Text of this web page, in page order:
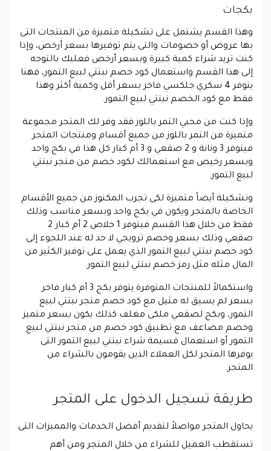
بكجات
وهذا القسم يشتمل على تشكيلة متميزة من المنتجات التى
بها عروض أو خصومات والتى يتم توفيرها بسعر أرخص، وإذا
كنت تريد شراء كمية كبيرة وبسعر أرخص فعليك بالتوجه
إلى هذا القسم واستعمال كود خصم نبتتي لبيع التمور، فهنا
يتوفر 4 سكري جلكسي فاخر بسعر أقل وكمية أكثر وهذا
فقط مع كود الخصم نبتتي لبيع التمور.
وإذا كنت من محبي التمر باللوز فقد وفر لك المتجر مجموعة
متميزة من التمر باللوز من جميع أقسام ومنتجات المتجر
فيتوفر 3 ونانة و 2 صقعي و 3 أم كبار كل هذا في بكج واحد
وبسعر رخيص مع استعمالك لكود خصم من متجر نبتتي
لبيع التمور.
وتشكيلة أيضاً متميزة لكى تجرب المكنوز من جميع الأقسام
الخاصة بالمتجر ويكون في بكج واحد وبسعر مناسب وذلك
فقط من خلال هذا القسم فيتوفر 1 خلاص 2 أم كبار 2
صقعي وذلك بسعر وخصم ترويجي لا حد له عند اللجوء إلى
كود خصم نبتتي لبيع التمور الذي يعمل على توفير الكثير من
المال مثله مثل رمز خصم نبتتي لبيع التمور.
واستكمالاً للمنتجات المتوفرة يتوفر بكج 3 أم كبار فاخر
بسعر لم يسبق له مثيل مع كود خصم متجر نبتتي لبيع
التمور، وبكج لصقعي ملكى مغلف كذلك يكون بسعر متميز
وخصم مضاعف مع تطبيق كود خصم من متجر نبتتي لبيع
التمور أو استعمال قسيمة شراء نبتتي لبيع التمور التى
يوفرها المتجر لكل العملاء الذين يقومون بالشراء من
المتجر.
طريقة تسجيل الدخول على المتجر
يحاول المتجر مواصلاً لتقديم أفضل الخدمات والمميزات التى
تستقطب العميل للشراء من خلال المتجر ومن أهم